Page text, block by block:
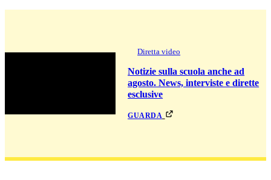
Diretta video
Notizie sulla scuola anche ad
agosto. News, interviste e dirette
esclusive
guarda